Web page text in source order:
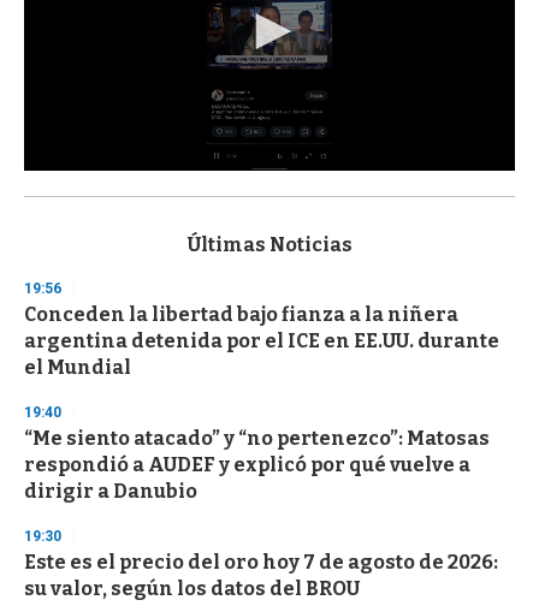
s
d
s
o
f
3
s
e
o
n
Últimas Noticias
19:56
Conceden la libertad bajo fianza a la niñera
argentina detenida por el ICE en EE.UU. durante
el Mundial
19:40
“Me siento atacado” y “no pertenezco”: Matosas
respondió a AUDEF y explicó por qué vuelve a
dirigir a Danubio
19:30
Este es el precio del oro hoy 7 de agosto de 2026:
su valor, según los datos del BROU